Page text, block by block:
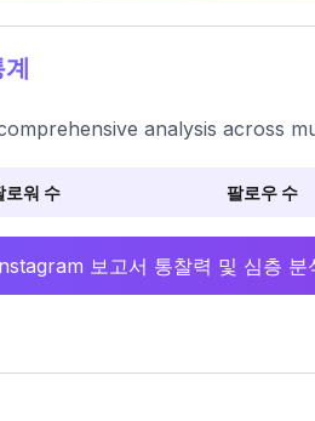
analysis across
로워 수 팔로우 수
보고서 통찰력 및 심층 분